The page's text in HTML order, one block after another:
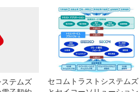
テムズ
セコムトラストシステムズ